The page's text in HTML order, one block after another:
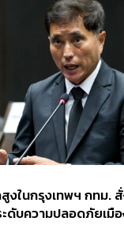
งในกรุงเทพฯ กทม.
ดับความปลอดภัยเมื